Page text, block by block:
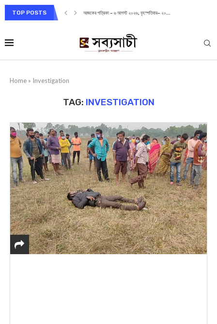
TOP POSTS আজকের পত্রিকা – ৬ আগস্ট ২০২৬, বৃহস্পতিবার– ২০...
Home » Investigation
TAG: INVESTIGATION